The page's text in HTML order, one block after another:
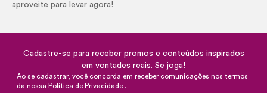
aproveite para levar agora!
Cadastre-se para receber promos e conteúdos inspirados
em vontades reais. Se joga!
Ao se cadastrar, você concorda em receber comunicações nos termos
da nossa Política de Privacidade .